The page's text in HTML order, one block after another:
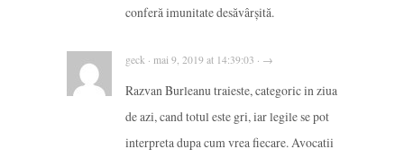
conferă imunitate desăvârșită.
geck · mai 9, 2019 at 14:39:03 · →
Razvan Burleanu traieste, categoric in ziua
de azi, cand totul este gri, iar legile se pot
interpreta dupa cum vrea fiecare. Avocatii